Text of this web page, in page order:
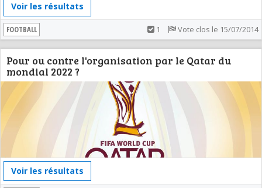
Voir les résultats
FOOTBALL 1 Vote clos le 15/07/2014
Pour ou contre l'organisation par le Qatar du
mondial 2022 ?
Voir les résultats